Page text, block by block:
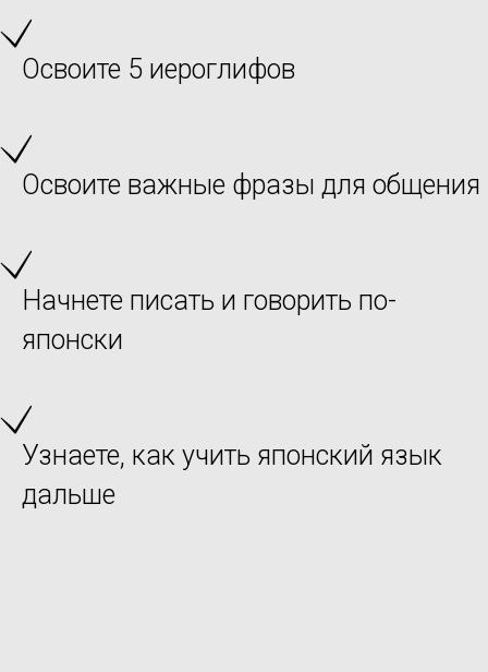
Освоите 5 иероглифов
Освоите важные фразы для общения
Начнете писать и говорить по-
японски
Узнаете, как учить японский язык
дальше